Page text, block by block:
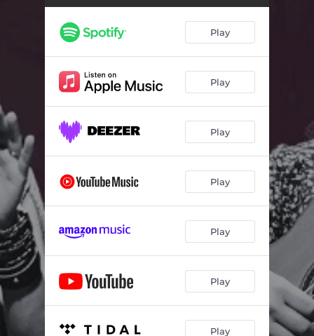
Play
Play
Play
Play
Play
Play
Play